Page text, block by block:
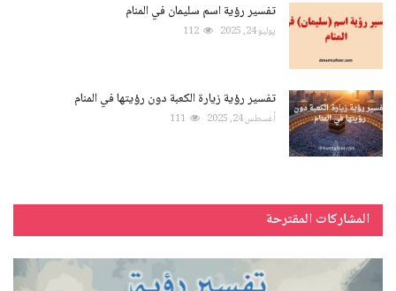
تفسير رؤية اسم سليمان في المنام
يوليو 24, 2025 112
تفسير رؤية زيارة الكعبة دون رؤيتها في المنام
أغسطس 24, 2025 111
المشاركات المقترحة